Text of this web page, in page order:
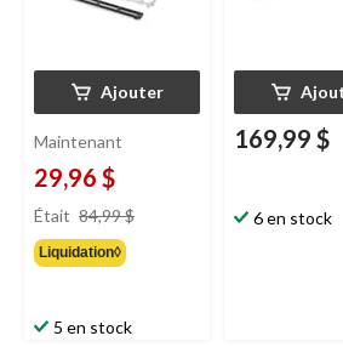
Ajouter
Maintenant
29,96 $
Était 84,99 $
Liquidation◊
5 en stock
169,99 $
6 en stock